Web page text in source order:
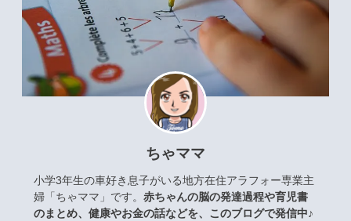
ちゃママ
小学3年生の車好き息子がいる地方在住アラフォー専業主
婦「ちゃママ」です。 赤ちゃんの脳の発達過程や育児書
のまとめ、健康やお金の話などを、このブログで発信中♪